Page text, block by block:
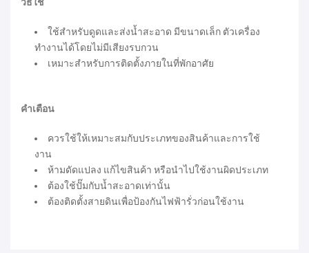
วิธีใช้
ใช้สำหรับดูดและส่งน้ำสะอาด มีขนาดเล็ก ตัวเครื่อง
ทำงานได้โดยไม่มีเสียงรบกวน
เหมาะสำหรับการติดตั้งภายในที่พักอาศัย
คำเตือน
ควรใช้ให้เหมาะสมกับประเภทของสินค้าและการใช้
งาน
ห้ามดัดแปลง แก้ไขสินค้า หรือนำไปใช้งานผิดประเภท
ต้องใช้ปั๊มกับน้ำสะอาดเท่านั้น
ต้องติดตั้งสายดินเพื่อป้องกันไฟฟ้ารั่วก่อนใช้งาน